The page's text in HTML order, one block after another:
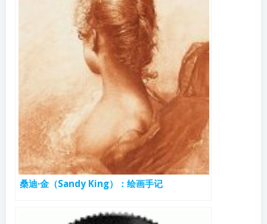
桑迪·金（Sandy King）：绘画手记